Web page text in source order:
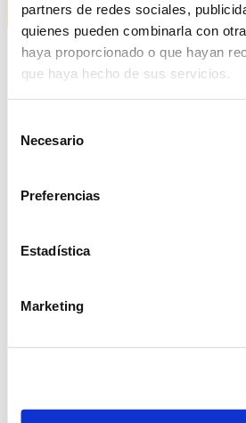
partners de redes sociales,
quienes pueden combinarla con
haya proporcionado o que hayan
que haya hecho de sus servicios.
Necesario
Preferencias
Estadística
Marketing
Cadia basic negra